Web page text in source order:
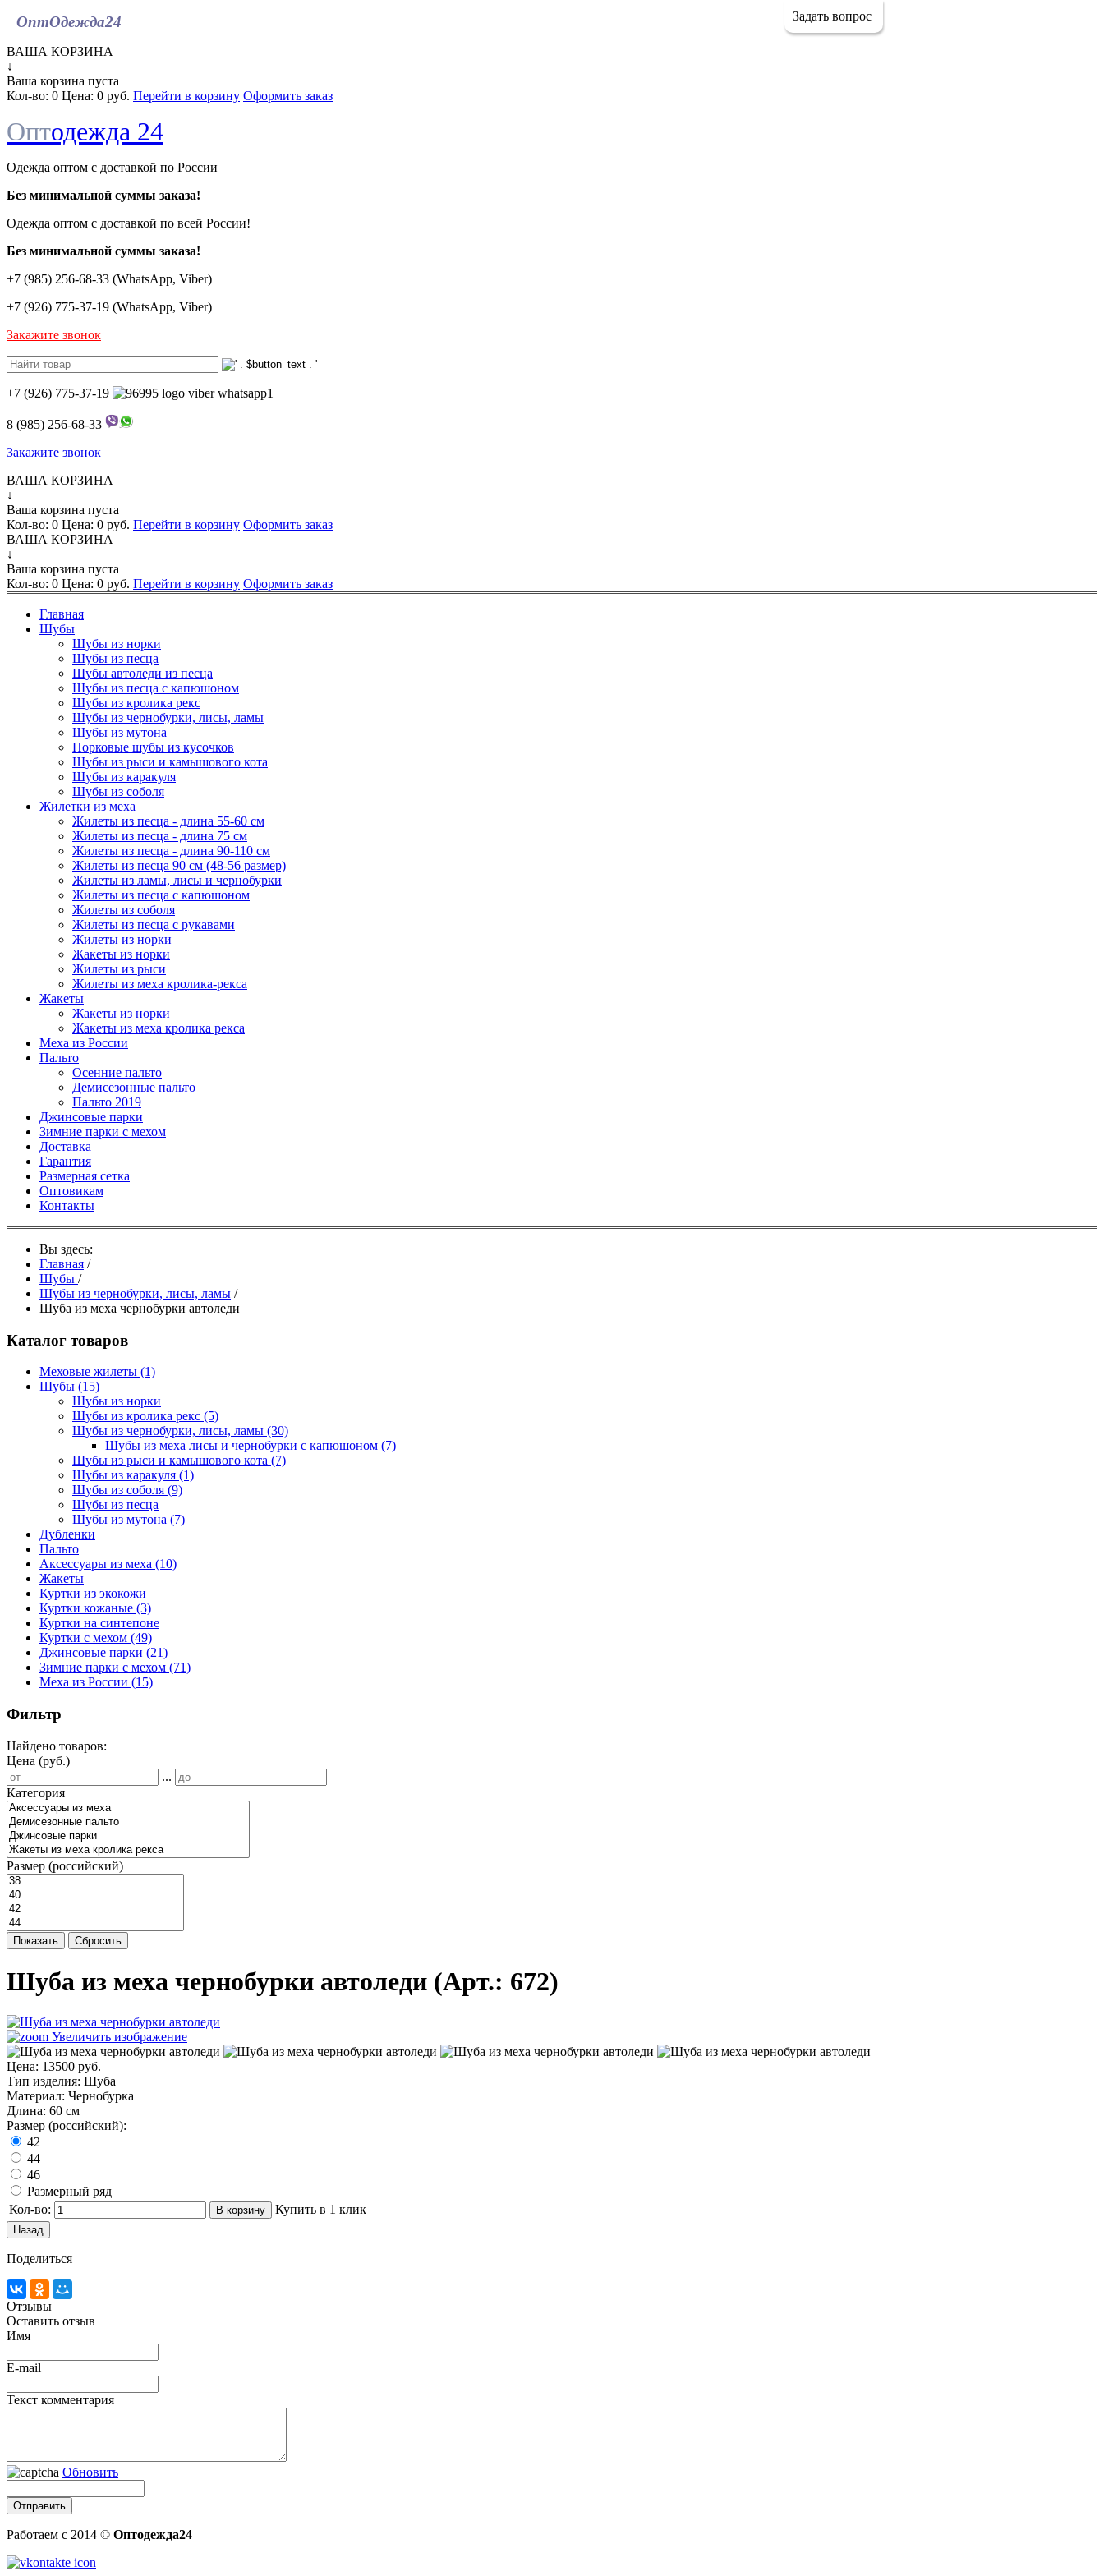
ОптОдежда24
ВАША КОРЗИНА
↓
Ваша корзина пуста
Кол-во: 0 Цена: 0 руб. Перейти в корзину Оформить заказ
Оптодежда 24
Одежда оптом с доставкой по России
Без минимальной суммы заказа!
Одежда оптом c доставкой по всей России!
Без минимальной суммы заказа!
+7 (985) 256-68-33 (WhatsApp, Viber)
+7 (926) 775-37-19 (WhatsApp, Viber)
Закажите звонок
+7 (926) 775-37-19
8 (985) 256-68-33
Закажите звонок
ВАША КОРЗИНА
↓
Ваша корзина пуста
Кол-во: 0 Цена: 0 руб. Перейти в корзину Оформить заказ
ВАША КОРЗИНА
↓
Ваша корзина пуста
Кол-во: 0 Цена: 0 руб. Перейти в корзину Оформить заказ
Главная
Шубы
Шубы из норки
Шубы из песца
Шубы автоледи из песца
Шубы из песца с капюшоном
Шубы из кролика рекс
Шубы из чернобурки, лисы, ламы
Шубы из мутона
Норковые шубы из кусочков
Шубы из рыси и камышового кота
Шубы из каракуля
Шубы из соболя
Жилетки из меха
Жилеты из песца - длина 55-60 см
Жилеты из песца - длина 75 см
Жилеты из песца - длина 90-110 см
Жилеты из песца 90 см (48-56 размер)
Жилеты из ламы, лисы и чернобурки
Жилеты из песца с капюшоном
Жилеты из соболя
Жилеты из песца с рукавами
Жилеты из норки
Жакеты из норки
Жилеты из рыси
Жилеты из меха кролика-рекса
Жакеты
Жакеты из норки
Жакеты из меха кролика рекса
Меха из России
Пальто
Осенние пальто
Демисезонные пальто
Пальто 2019
Джинсовые парки
Зимние парки с мехом
Доставка
Гарантия
Размерная сетка
Оптовикам
Контакты
Вы здесь:
Главная /
Шубы /
Шубы из чернобурки, лисы, ламы /
Шуба из меха чернобурки автоледи
Каталог товаров
Меховые жилеты (1)
Шубы (15)
Шубы из норки
Шубы из кролика рекс (5)
Шубы из чернобурки, лисы, ламы (30)
Шубы из меха лисы и чернобурки с капюшоном (7)
Шубы из рыси и камышового кота (7)
Шубы из каракуля (1)
Шубы из соболя (9)
Шубы из песца
Шубы из мутона (7)
Дубленки
Пальто
Аксессуары из меха (10)
Жакеты
Куртки из экокожи
Куртки кожаные (3)
Куртки на синтепоне
Куртки с мехом (49)
Джинсовые парки (21)
Зимние парки с мехом (71)
Меха из России (15)
Фильтр
Найдено товаров:
Цена (руб.)
...
Категория
Размер (российский)
Показать Сбросить
Шуба из меха чернобурки автоледи (Арт.: 672)
Увеличить изображение
Цена: 13500 руб.
Тип изделия: Шуба
Материал: Чернобурка
Длина: 60 см
Размер (российский):
42
44
46
Размерный ряд
Кол-во:
Купить в 1 клик
Поделиться
Отзывы
Оставить отзыв
Имя
E-mail
Текст комментария
Обновить
Задать вопрос
Работаем с 2014 © Оптодежда24